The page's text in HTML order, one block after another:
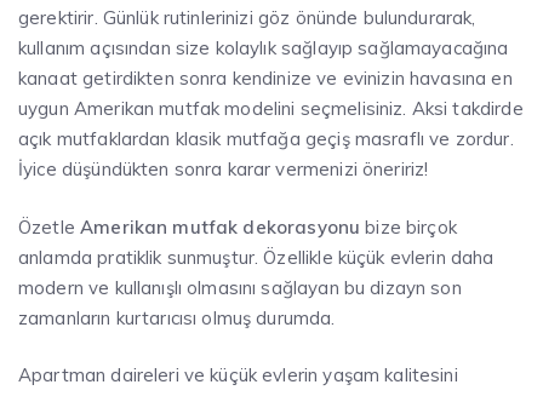
gerektirir. Günlük rutinlerinizi göz önünde bulundurarak,
kullanım açısından size kolaylık sağlayıp sağlamayacağına
kanaat getirdikten sonra kendinize ve evinizin havasına en
uygun Amerikan mutfak modelini seçmelisiniz. Aksi takdirde
açık mutfaklardan klasik mutfağa geçiş masraflı ve zordur.
İyice düşündükten sonra karar vermenizi öneririz!
ÖzetleAmerikan mutfak dekorasyonu bize birçok
anlamda pratiklik sunmuştur. Özellikle küçük evlerin daha
modern ve kullanışlı olmasını sağlayan bu dizayn son
zamanların kurtarıcısı olmuş durumda.
Apartman daireleri ve küçük evlerin yaşam kalitesini